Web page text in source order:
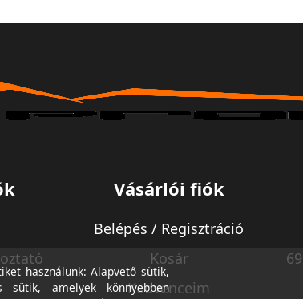
Vásárlói fiók
Belépés / Regisztráció
Kosár
Kedvenceim
használunk: Alapvető sütik,
sütik, amelyek könnyebben